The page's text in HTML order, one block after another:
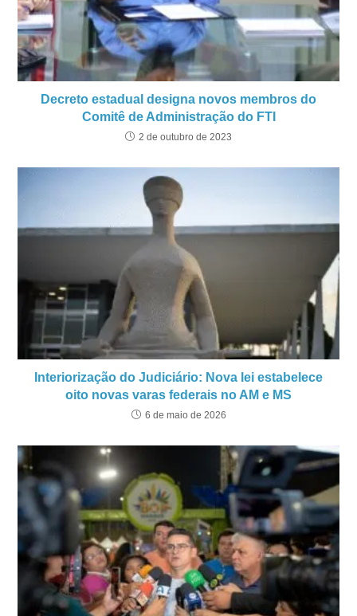
Decreto estadual designa novos membros do
Comitê de Administração do FTI
2 de outubro de 2023
Interiorização do Judiciário: Nova lei estabelece
oito novas varas federais no AM e MS
6 de maio de 2026